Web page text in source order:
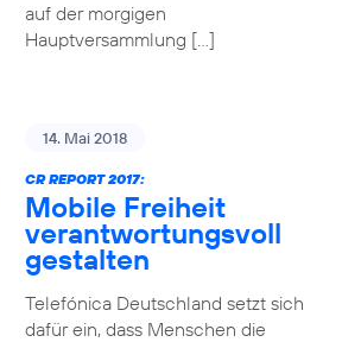
auf der morgigen
Hauptversammlung […]
14. Mai 2018
CR REPORT 2017:
Mobile Freiheit
verantwortungsvoll
gestalten
Telefónica Deutschland setzt sich
dafür ein, dass Menschen die